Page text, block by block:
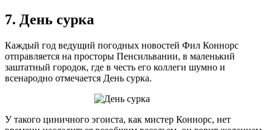
7. День сурка
Каждый год ведущий погодных новостей Фил Коннорс
отправляется на просторы Пенсильвании, в маленький
заштатный городок, где в честь его коллеги шумно и
всенародно отмечается День сурка.
У такого циничного эгоиста, как мистер Коннорс, нет